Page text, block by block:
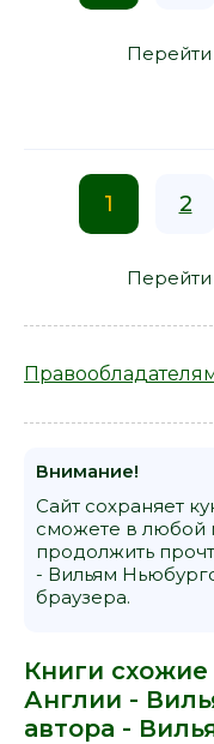
Перейти
1 2
Перейти
Внимание!
Сайт сохраняет
сможете в любой
продолжить
- Вильям
браузера.
Книги
Англии -
автора -